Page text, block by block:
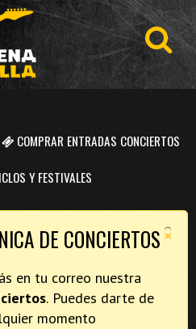
COMPRAR ENTRADAS CONCIERTOS
Y FESTIVALES
×
DE CONCIERTOS
en tu correo nuestra
. Puedes darte de
momento